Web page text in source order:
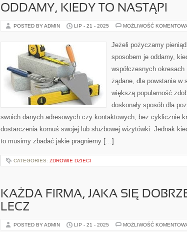
ODDAMY, KIEDY TO NASTĄPI
POSTED BY ADMIN LIP - 21 - 2025 MOŻLIWOŚĆ
Jeżeli pożyczamy
sposobem je oddamy,
współczesnych
żądane, dla powstania w
większą popularność
doskonały sposób dla
swoich danych adresowych czy kontaktowych, bez cyklicznie
dostarczenia komuś swojej lub służbowej wizytówki. Jednak
to musimy zbadać jakie pragniemy […]
CATEGORIES: ZDROWIE DZIECI
KAŻDA FIRMA, JAKA SIĘ
LECZ
POSTED BY ADMIN LIP - 21 - 2025 MOŻLIWOŚĆ